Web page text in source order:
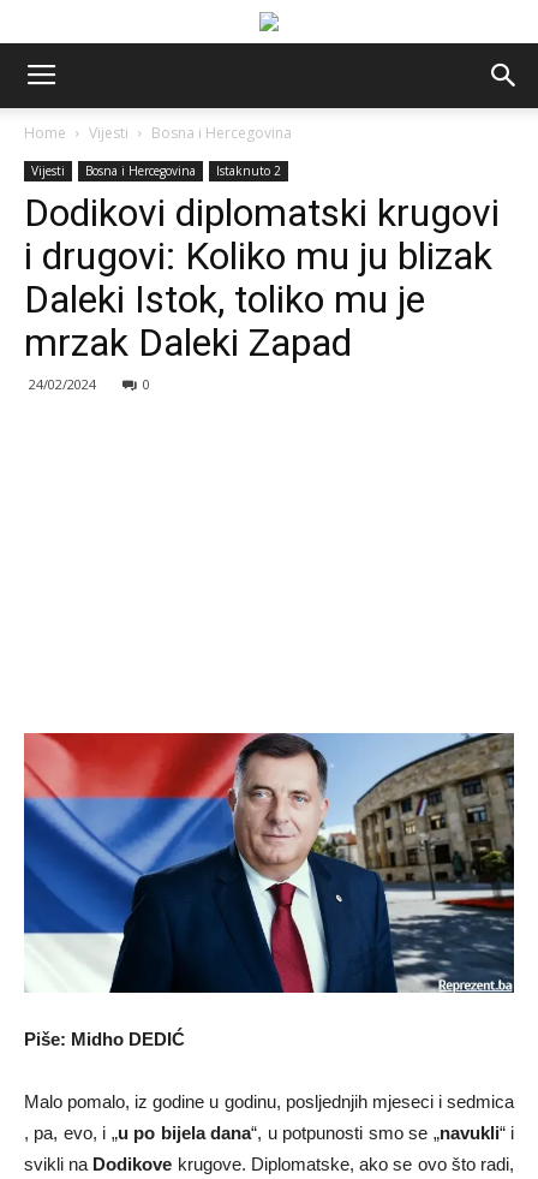
Home Vijesti Bosna i Hercegovina
Vijesti Bosna i Hercegovina Istaknuto 2
Dodikovi diplomatski krugovi
i drugovi: Koliko mu ju blizak
Daleki Istok, toliko mu je
mrzak Daleki Zapad
24/02/2024 0
Piše: Midho DEDIĆ
Malo pomalo, iz godine u godinu, posljednjih mjeseci i sedmica
, pa, evo, i „u po bijela dana“, u potpunosti smo se „navukli“ i
svikli na Dodikove krugove. Diplomatske, ako se ovo što radi,